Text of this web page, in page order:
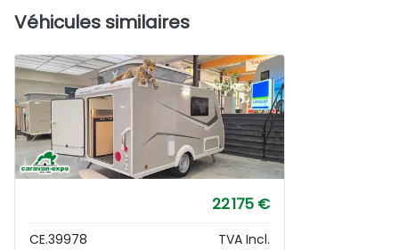
Véhicules similaires
22 175 €
CE.39978
TVA Incl.